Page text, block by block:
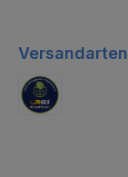
Versandarten